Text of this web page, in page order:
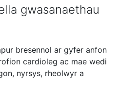
gwasanaethau
bresennol ar gyfer anfon
cardioleg ac mae wedi
nyrsys, rheolwyr a